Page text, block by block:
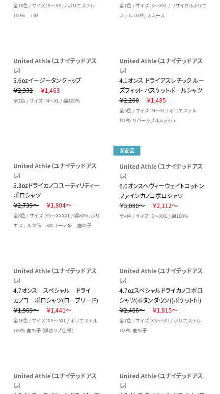
全10色 / サイズ：S～XXL / ポリエステル
100% 75D
全7色 / サイズ：S～XXL / リサイクルポリエ
ステル 100％ スムース
United Athle（ユナイテッドアス
レ）
5.6ozイージータンクトップ
￥2,332
￥1,463
全2色 / サイズ：M～XL / 綿100％
United Athle（ユナイテッドアス
レ）
4.1オンス ドライアスレチック ルー
ズフィット バスケットボールシャツ
￥2,200
￥1,485
全5色 / サイズ：M～XL / ポリエステル
100％ リバーシブルメッシュ
United Athle（ユナイテッドアス
レ）
5.3ozドライカノコユーティリティー
ポロシャツ
￥2,739～
￥1,804～
全8色 / サイズ：XS～XXXXL / 綿60%、ポリ
エステル40％ 30sコーマ糸 鹿の子
新商品
United Athle（ユナイテッドアス
レ）
6.0オンスヘヴィーウェイトコットン
ファインカノコポロシャツ
￥3,080～
￥2,112～
全4色 / サイズ：S～XXL / 綿100%
United Athle（ユナイテッドアス
レ）
4.7オンス スペシャル ドライ
カノコ ポロシャツ(ローブリード)
￥1,969～
￥1,441～
全16色 / サイズ：XS～5XL / ポリエステル
100％ 鹿の子（襟はリブ仕様）
United Athle（ユナイテッドアス
レ）
4.7ozスペシャルドライカノコポロ
シャツ(ボタンダウン)(ポケット付)
￥2,486～
￥1,815～
全7色 / サイズ：XS～5XL / ポリエステル
100％ 鹿の子
United Athle（ユナイテッドアス
レ）
United Athle（ユナイテッドアス
レ）